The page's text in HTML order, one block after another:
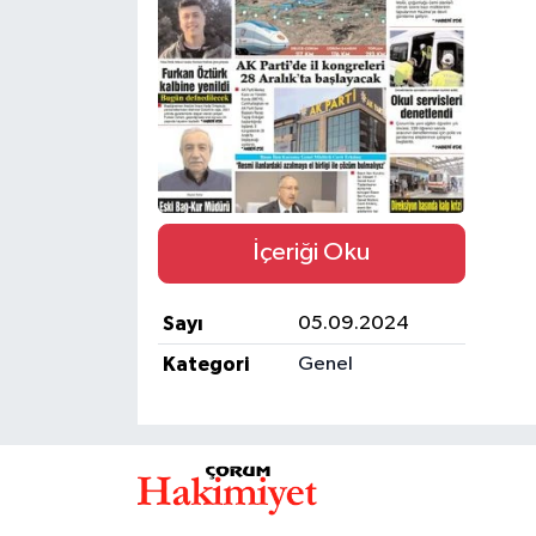
İçeriği Oku
Sayı
05.09.2024
Kategori
Genel
OTOPARK